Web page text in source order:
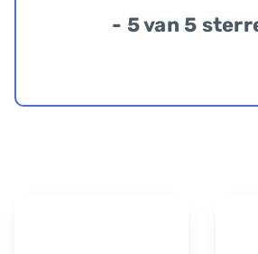
- 5 van 5